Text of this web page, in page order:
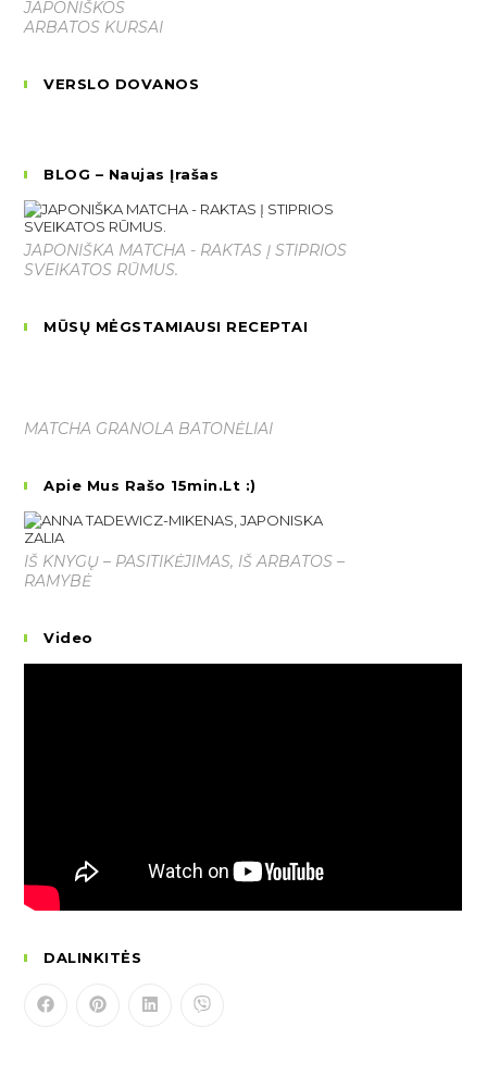
JAPONIŠKOS
ARBATOS KURSAI
VERSLO DOVANOS
BLOG – Naujas Įrašas
JAPONIŠKA MATCHA - RAKTAS Į STIPRIOS
SVEIKATOS RŪMUS.
MŪSŲ MĖGSTAMIAUSI RECEPTAI
MATCHA GRANOLA BATONĖLIAI
Apie Mus Rašo 15min.lt :)
IŠ KNYGŲ – PASITIKĖJIMAS, IŠ ARBATOS –
RAMYBĖ
Video
DALINKITĖS